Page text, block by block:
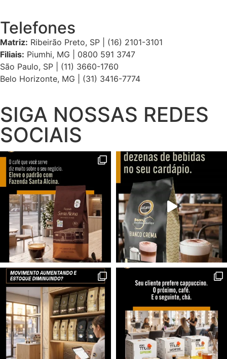
Telefones
Matriz: Ribeirão Preto, SP | (16) 2101-3101
Filiais: Piumhi, MG | 0800 591 3747
São Paulo, SP | (11) 3660-1760
Belo Horizonte, MG | (31) 3416-7774
SIGA NOSSAS REDES
SOCIAIS